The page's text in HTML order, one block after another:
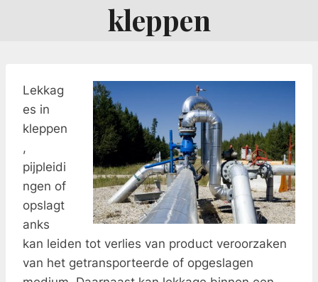
kleppen
Lekkag
es in
kleppen
,
pijpleidi
ngen of
opslagt
anks
kan leiden tot verlies van product veroorzaken
van het getransporteerde of opgeslagen